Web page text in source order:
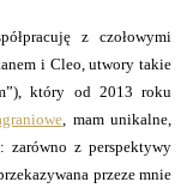
z czołowymi
i Cleo, utwory takie
który od 2013 roku
, mam unikalne,
zarówno z perspektywy
przeze mnie